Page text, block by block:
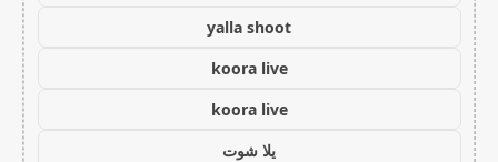
yalla shoot
koora live
koora live
يلا شوت